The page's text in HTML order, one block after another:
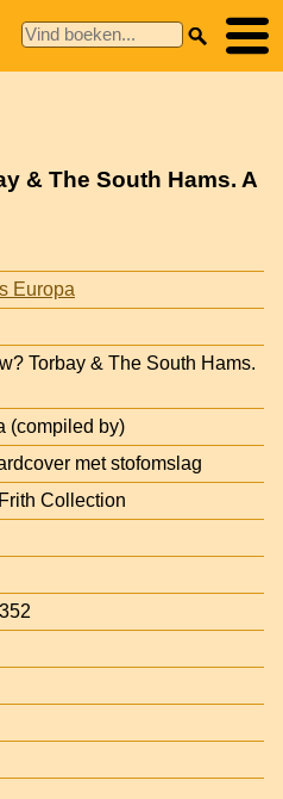
& The South Hams. A
Europa
Torbay & The South Hams.
(compiled by)
met stofomslag
Collection